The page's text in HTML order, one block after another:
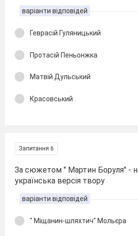
варіанти відповідей
Геврасій Гуляницький
Протасій Пеньонжка
Матвій Дульський
Красовський
Запитання 6
За сюжетом " Мартин Боруля" -
українська версія твору
варіанти відповідей
" Міщанин-шляхтич" Мольєра